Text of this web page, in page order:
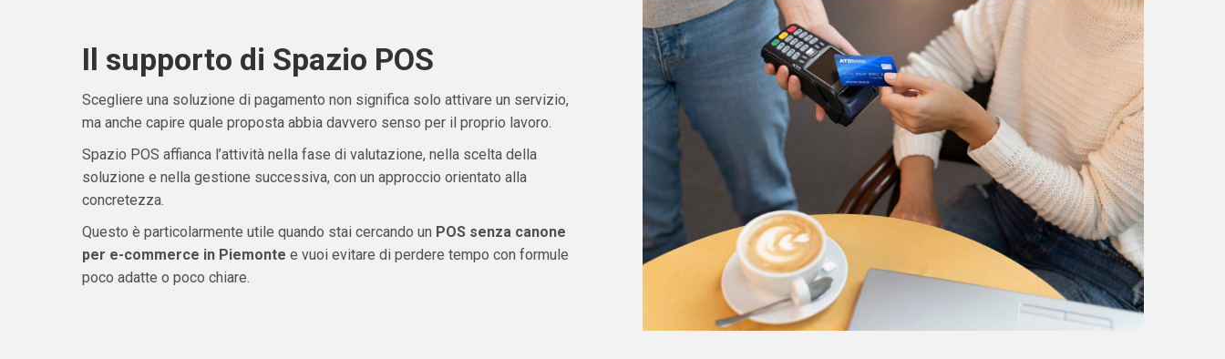
Il supporto di Spazio POS
Scegliere una soluzione di pagamento non significa solo attivare un servizio,
ma anche capire quale proposta abbia davvero senso per il proprio lavoro.
Spazio POS affianca l’attività nella fase di valutazione, nella scelta della
soluzione e nella gestione successiva, con un approccio orientato alla
concretezza.
Questo è particolarmente utile quando stai cercando un POS senza canone
per e-commerce in Piemonte e vuoi evitare di perdere tempo con formule
poco adatte o poco chiare.